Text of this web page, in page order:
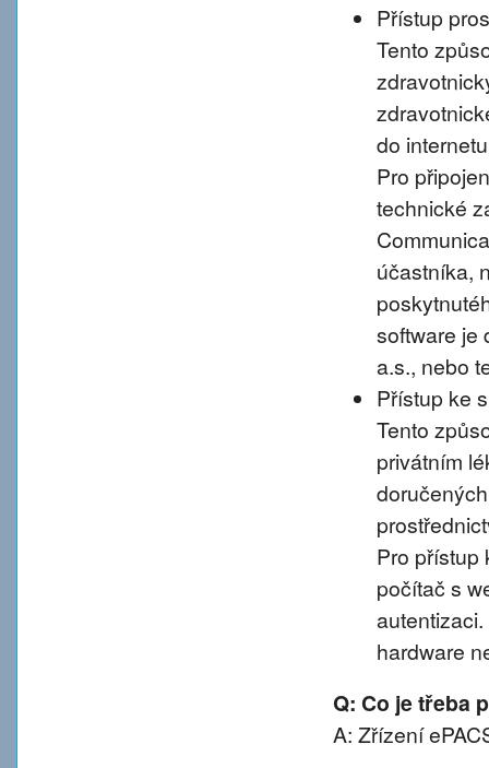
Přístup
Tento
do
Pro
technické
účastníka,
software je
a.s., nebo
Přístup ke
Tento
privátním
Pro přístup
počítač s
hardware
Q: Co je třeba
A: Zřízení